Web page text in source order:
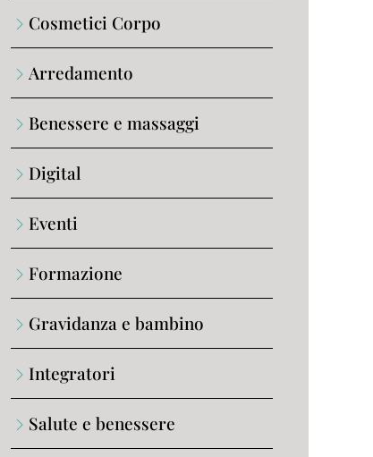
Cosmetici Corpo
Arredamento
Benessere e massaggi
Digital
Eventi
Formazione
Gravidanza e bambino
Integratori
Salute e benessere